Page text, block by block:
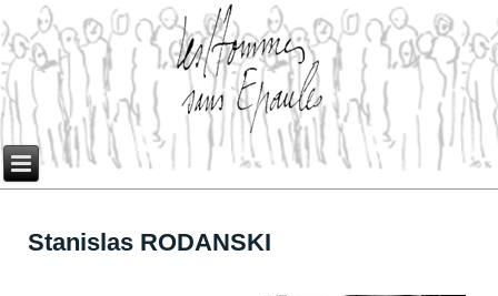
Stanislas RODANSKI